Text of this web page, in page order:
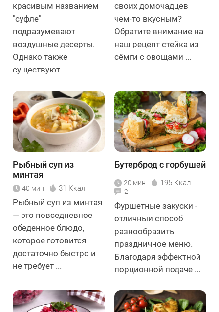
красивым названием
"суфле"
подразумевают
воздушные десерты.
Однако также
существуют ...
своих домочадцев
чем-то вкусным?
Обратите внимание на
наш рецепт стейка из
сёмги с овощами ...
Рыбный суп из
минтая
40 мин 31 Ккал
Рыбный суп из минтая
— это повседневное
обеденное блюдо,
которое готовится
достаточно быстро и
не требует ...
Бутерброд с горбушей
20 мин 195 Ккал
2
Фуршетные закуски -
отличный способ
разнообразить
праздничное меню.
Благодаря эффектной
порционной подаче ...